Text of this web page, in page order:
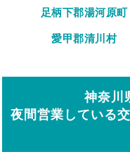
足柄下郡湯河原町
愛甲郡清川村
神奈川
夜間営業している